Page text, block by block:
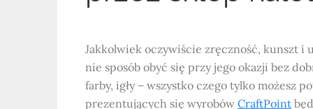
Jakkolwiek oczywiście zręczność, kunszt
nie sposób obyć się przy jego okazji bez
farby, igły – wszystko czego tylko możesz
prezentujących się wyrobów CraftPoint